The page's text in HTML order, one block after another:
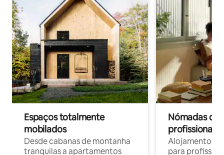
Espaços totalmente
mobilados
Desde cabanas de montanha
tranquilas a apartamentos
Nómadas
profissionais
Alojamentos
para